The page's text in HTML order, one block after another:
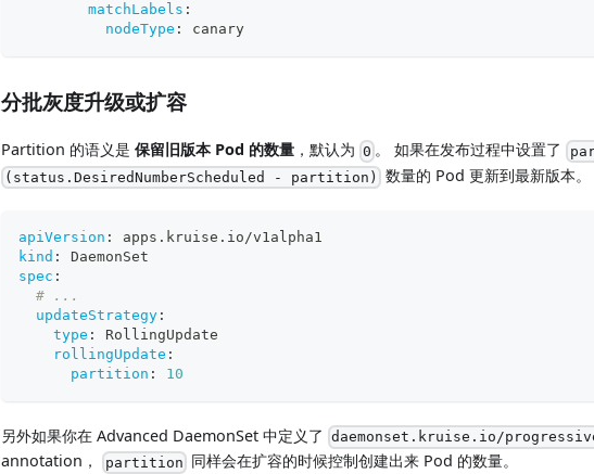
matchLabels :
nodeType : canary
分批灰度升级或扩容
Partition 的语义是 保留旧版本 Pod 的数量 ，默认为 0 。 如果在发布过程中设置了
(status.DesiredNumberScheduled - partition) 数量的 Pod 更新到最新版本。
apiVersion :
apps.kruise.io/v1alpha1
kind :
DaemonSet
spec :
# ...
updateStrategy :
type :
RollingUpdate
rollingUpdate :
partition : 10
另外如果你在 Advanced DaemonSet 中定义了 daemonset.kruise.io/
annotation， partition 同样会在扩容的时候控制创建出来 Pod 的数量。